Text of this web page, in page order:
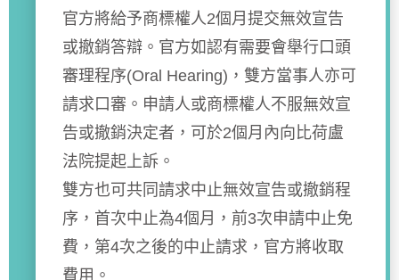
官方將給予商標權人2個月提交無效宣告
或撤銷答辯。官方如認有需要會舉行口頭
審理程序(Oral Hearing)，雙方當事人亦可
請求口審。申請人或商標權人不服無效宣
告或撤銷決定者，可於2個月內向比荷盧
法院提起上訴。
雙方也可共同請求中止無效宣告或撤銷程
序，首次中止為4個月，前3次申請中止免
費，第4次之後的中止請求，官方將收取
費用。